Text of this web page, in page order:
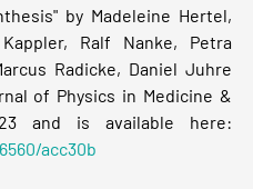
by Madeleine Hertel,
Ralf Nanke, Petra
Radicke, Daniel Juhre
of Physics in Medicine &
and is available here:
acc30b